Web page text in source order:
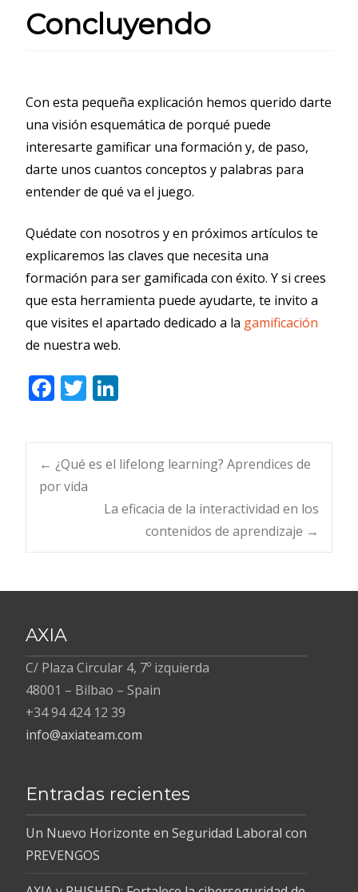
Concluyendo
Con esta pequeña explicación hemos querido darte
una visión esquemática de porqué puede
interesarte gamificar una formación y, de paso,
darte unos cuantos conceptos y palabras para
entender de qué va el juego.
Quédate con nosotros y en próximos artículos te
explicaremos las claves que necesita una
formación para ser gamificada con éxito. Y si crees
que esta herramienta puede ayudarte, te invito a
que visites el apartado dedicado a la gamificación
de nuestra web.
F
e
b
o
T
itt
er
k
e
n
Navegación
← ¿Qué es el lifelong learning? Aprendices de
por vida
La eficacia de la interactividad en los
contenidos de aprendizaje →
AXIA
C/ Plaza Circular 4, 7º izquierda
48001 – Bilbao – Spain
+34 94 424 12 39
info@axiateam.com
Entradas recientes
Un Nuevo Horizonte en Seguridad Laboral con
PREVENGOS